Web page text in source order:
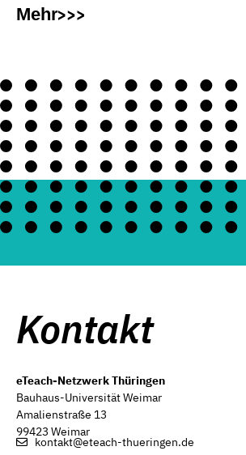
Mehr
Kontakt
eTeach-Netzwerk Thüringen
Bauhaus-Universität Weimar
Amalienstraße 13
99423 Weimar
kontakt@eteach-thueringen.de